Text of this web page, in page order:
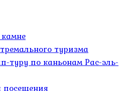
туризма
туру по каньонам Рас-эль-
посещения